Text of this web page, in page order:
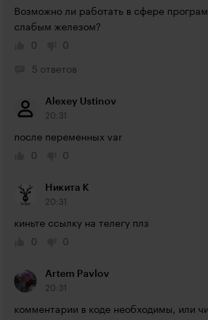
Возможно ли работать в сфере
слабым железом?
0
0
5 ответов
Alexey Ustinov
20:31
после переменных var
0
0
Никита К
20:31
киньте ссылку на телегу плз
0
0
Artem Pavlov
20:31
комментарии в коде необходимы, или